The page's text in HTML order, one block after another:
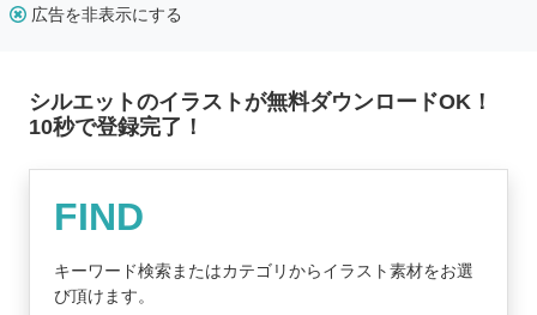
広告を非表示にする
シルエットのイラストが無料ダウンロードOK！
10秒で登録完了！
FIND
キーワード検索またはカテゴリからイラスト素材をお選
び頂けます。